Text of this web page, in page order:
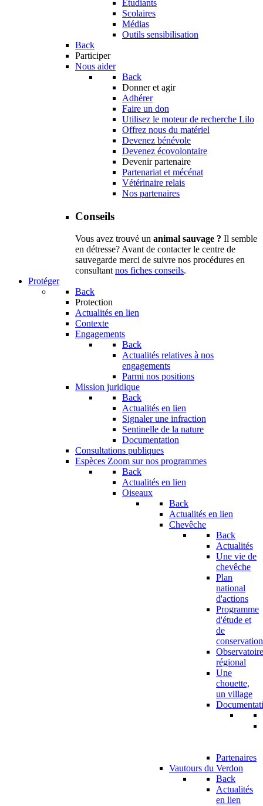
Etudiants
Scolaires
Médias
Outils sensibilisation
Back
Participer
Nous aider
Back
Donner et agir
Adhérer
Faire un don
Utilisez le moteur de recherche Lilo
Offrez nous du matériel
Devenez bénévole
Devenez écovolontaire
Devenir partenaire
Partenariat et mécénat
Vétérinaire relais
Nos partenaires
Conseils
Vous avez trouvé un animal sauvage ? Il semble
en détresse? Avant de contacter le centre de
sauvegarde merci de suivre nos procédures en
consultantnos fiches conseils.
Protéger
Back
Protection
Actualités en lien
Contexte
Engagements
Back
Actualités relatives à nos
engagements
Parmi nos positions
Mission juridique
Back
Actualités en lien
Signaler une infraction
Sentinelle de la nature
Documentation
Consultations publiques
Espèces Zoom sur nos programmes
Back
Actualités en lien
Oiseaux
Back
Actualités en lien
Chevêche
Back
Actualités
Une vie de
chevêche
Plan
national
d'actions
Programme
d'étude et
de
conservation
Observatoire
régional
Une
chouette,
un village
Partenaires
Vautours du Verdon
Back
Actualités
en lien